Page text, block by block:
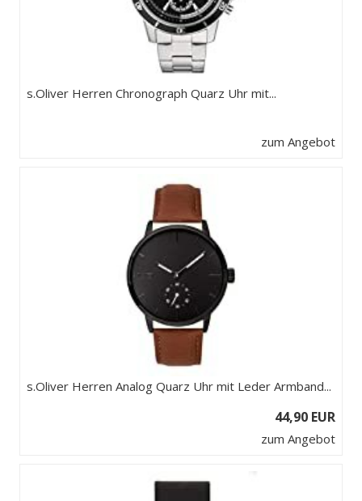
s.Oliver Herren Chronograph Quarz Uhr mit...
zum Angebot
s.Oliver Herren Analog Quarz Uhr mit Leder Armband...
44,90 EUR
zum Angebot